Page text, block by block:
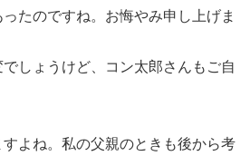
たのですね。お悔やみ申し上げま
しょうけど、コン太郎さんもご自
よね。私の父親のときも後から考